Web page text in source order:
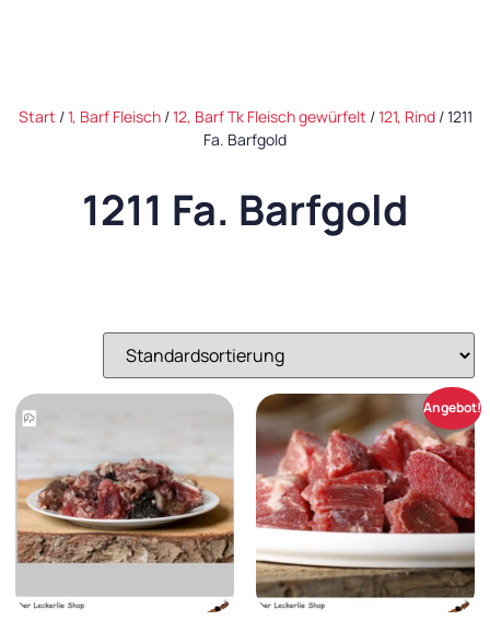
Start /1, Barf Fleisch/12, Barf Tk Fleisch gewürfelt /121, Rind/ 1211
Fa. Barfgold
1211 Fa. Barfgold
Angebot!